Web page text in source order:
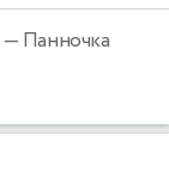
— Панночка